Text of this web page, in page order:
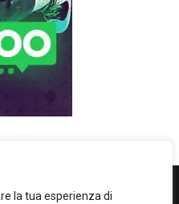
la tua esperienza di